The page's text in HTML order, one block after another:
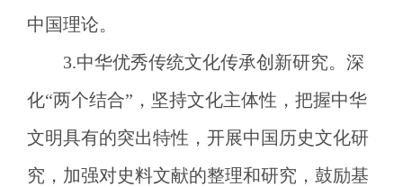
中国理论。
3.中华优秀传统文化传承创新研究。深
化“两个结合”，坚持文化主体性，把握中华
文明具有的突出特性，开展中国历史文化研
究，加强对史料文献的整理和研究，鼓励基